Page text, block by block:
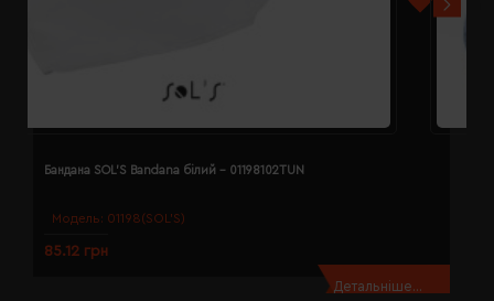
Модель: 01198(SOL’S)
Бандана SOL'S Bandana білий - 01198102TUN
85.12 грн
Детальніше...